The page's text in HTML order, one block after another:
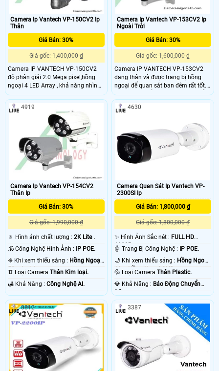
Camera Ip Vantech VP-150CV2 Ip
Thân
Giá Bán: 30%
Giá gốc: 1,400,000 ₫
Camera IP VANTECH VP-150CV2
độ phân giải 2.0 Mega pixel,hồng
ngoại 4 LED Array , khả năng nhìn
ban đêm lên tới 40m. VANTECH VP-
184C dễ dàng lắp đặt và sử dụng,
phần mềm thân thiện
Camera Ip Vantech VP-153CV2 Ip
Ngoài Trời
Giá Bán: 30%
Giá gốc: 1,600,000 ₫
Camera IP VANTECH VP-153CV2
dạng thân và được trang bị hồng
ngoại để quan sát ban đêm rất tốt.
Camera có kiểu dáng đẹp mắt, mẫu
mã sang trọng, sản phẩm có độ ổn
định cao
Camera Ip Vantech VP-154CV2
Thân Ip
Giá Bán: 30%
Giá gốc: 1,990,000 ₫
🔅 Hình ảnh chất lượng : 2K Lite .
🕉️ Công Nghệ Hình Ảnh : IP POE.
❈ Khi xem thiếu sáng : Hồng Ngoại
50m Led Array.
♊ Loại Camera Thân Kim loại.
️🛃 Khả Năng : Công Nghệ AI.
4919
Camera Quan Sát Ip Vantech VP-
2300SI Ip
Giá Bán: 1,800,000 ₫
Giá gốc: 1,800,000 ₫
✨ Hình Ảnh Sắc nét : FULL HD
1080P .
🤖️ Trang Bị Công Nghệ : IP POE.
🌙 Khi xem thiếu sáng : Hồng Ngoại
10m Hồng Ngoại SMD.
💦 Loại CameraThân Plastic.
️💎 Khả Năng : Báo Động Chuyển
Động.
4630
3812 3387